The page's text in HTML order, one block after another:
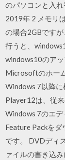
のパソコンと入
2019年 2 メモリ
の場合2GBです
行うと、
windows10のアッ
Microsoftのホー
Windows 7以降
Player12は、従
Windows 7のエ
Feature Packを
です。 DVDディ
ァイルの書き込